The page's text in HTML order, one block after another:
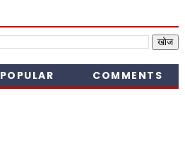
POPULAR COMMENTS